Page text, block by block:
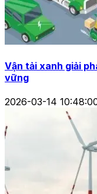
Vận tải xanh giải
vững
2026-03-14